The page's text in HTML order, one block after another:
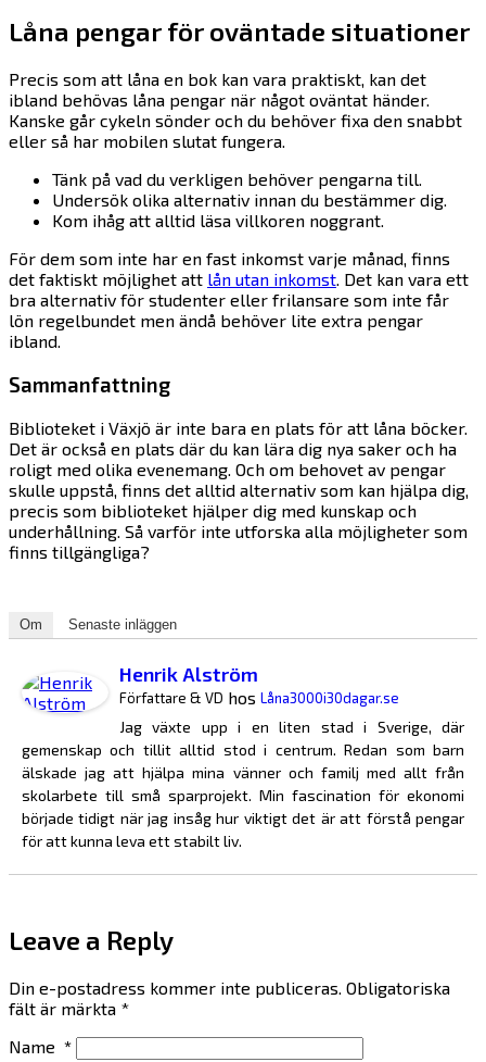
Låna pengar för oväntade situationer
Precis som att låna en bok kan vara praktiskt, kan det
ibland behövas låna pengar när något oväntat händer.
Kanske går cykeln sönder och du behöver fixa den snabbt
eller så har mobilen slutat fungera.
Tänk på vad du verkligen behöver pengarna till.
Undersök olika alternativ innan du bestämmer dig.
Kom ihåg att alltid läsa villkoren noggrant.
För dem som inte har en fast inkomst varje månad, finns
det faktiskt möjlighet att lån utan inkomst. Det kan vara ett
bra alternativ för studenter eller frilansare som inte får
lön regelbundet men ändå behöver lite extra pengar
ibland.
Sammanfattning
Biblioteket i Växjö är inte bara en plats för att låna böcker.
Det är också en plats där du kan lära dig nya saker och ha
roligt med olika evenemang. Och om behovet av pengar
skulle uppstå, finns det alltid alternativ som kan hjälpa dig,
precis som biblioteket hjälper dig med kunskap och
underhållning. Så varför inte utforska alla möjligheter som
finns tillgängliga?
Om Senaste inläggen
Henrik Alström
Författare & VD hos Låna3000i30dagar.se
Jag växte upp i en liten stad i Sverige, där
gemenskap och tillit alltid stod i centrum. Redan som barn
älskade jag att hjälpa mina vänner och familj med allt från
skolarbete till små sparprojekt. Min fascination för ekonomi
började tidigt när jag insåg hur viktigt det är att förstå pengar
för att kunna leva ett stabilt liv.
Leave a Reply
Din e-postadress kommer inte publiceras. Obligatoriska
fält är märkta *
Name *